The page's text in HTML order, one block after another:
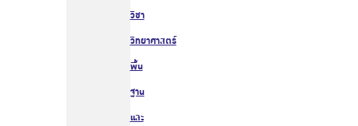
วิชา
วิทยาศาสตร์
พื้น
ฐาน
และ